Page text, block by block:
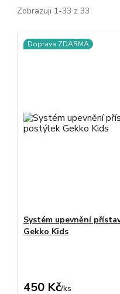
Zobrazuji 1-33 z 33
Doprava ZDARMA
Systém upevnění
Gekko Kids
450 Kč/ks